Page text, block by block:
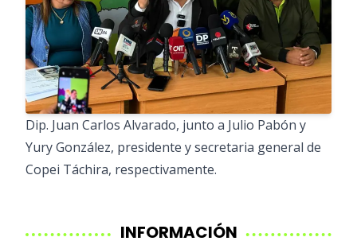
Dip. Juan Carlos Alvarado, junto a Julio Pabón y
Yury González, presidente y secretaria general de
Copei Táchira, respectivamente.
INFORMACIÓN